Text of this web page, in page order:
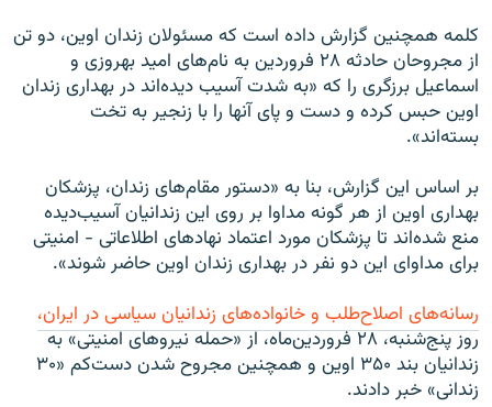
کلمه همچنین گزارش داده است که مسئولان زندان اوین، دو تن
از مجروحان حادثه ۲۸ فروردین به نام‌های امید بهروزی و
اسماعیل برزگری را که «به شدت آسیب دیده‌اند در بهداری زندان
اوین حبس کرده و دست و پای آنها را با زنجیر به تخت
بسته‌اند».
بر اساس این گزارش، بنا به «دستور مقام‌های زندان، پزشکان
بهداری اوین از هر گونه مداوا بر روی این زندانیان آسیب‌دیده
منع شده‌اند تا پزشکان مورد اعتماد نهادهای اطلاعاتی - امنیتی
برای مداوای این دو نفر در بهداری زندان اوین حاضر شوند».
رسانه‌های اصلاح‌طلب و خانواده‌های زندانیان سیاسی در ایران،
روز پنج‌شنبه، ۲۸ فروردین‌ماه، از «حمله نیروهای امنیتی» به
زندانیان بند ۳۵۰ اوین و همچنین مجروح شدن دست‌کم «۳۰
زندانی» خبر دادند.